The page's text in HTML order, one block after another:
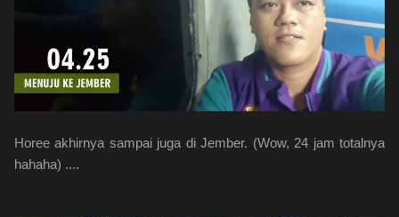
Horee akhirnya sampai juga di Jember. (Wow, 24 jam totalnya
hahaha) ....